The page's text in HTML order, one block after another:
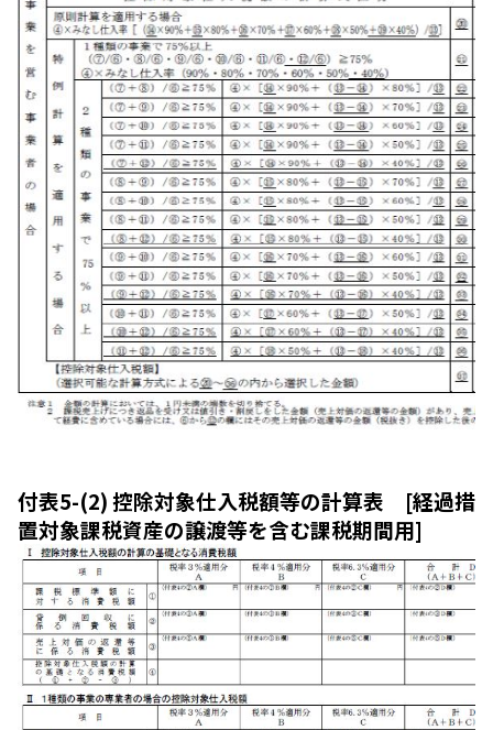
付表5-(2) 控除対象仕入税額等の計算表 [経過措
置対象課税資産の譲渡等を含む課税期間用]